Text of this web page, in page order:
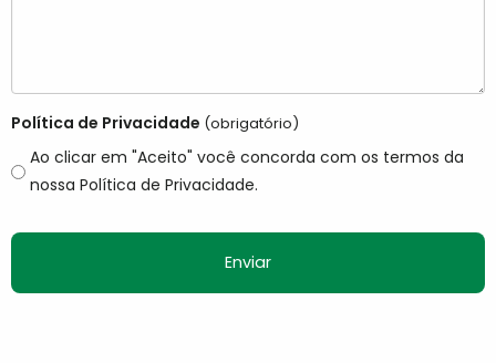
Política de Privacidade (obrigatório)
Ao clicar em "Aceito" você concorda com os termos da
nossa Política de Privacidade.